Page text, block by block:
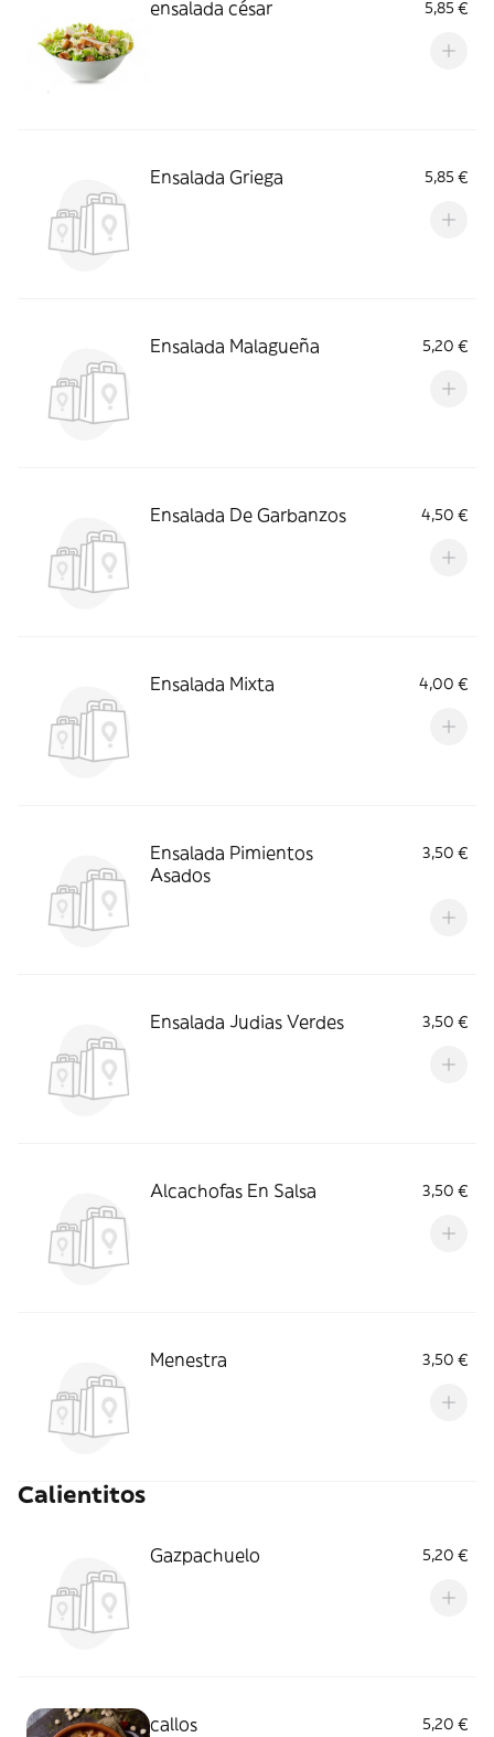
ensalada césar 5,85 €
Ensalada Griega 5,85 €
Ensalada Malagueña 5,20 €
Ensalada De Garbanzos 4,50 €
Ensalada Mixta 4,00 €
Ensalada Pimientos
Asados
3,50 €
Ensalada Judias Verdes 3,50 €
Alcachofas En Salsa 3,50 €
Menestra 3,50 €
Calientitos
Gazpachuelo 5,20 €
callos 5,20 €